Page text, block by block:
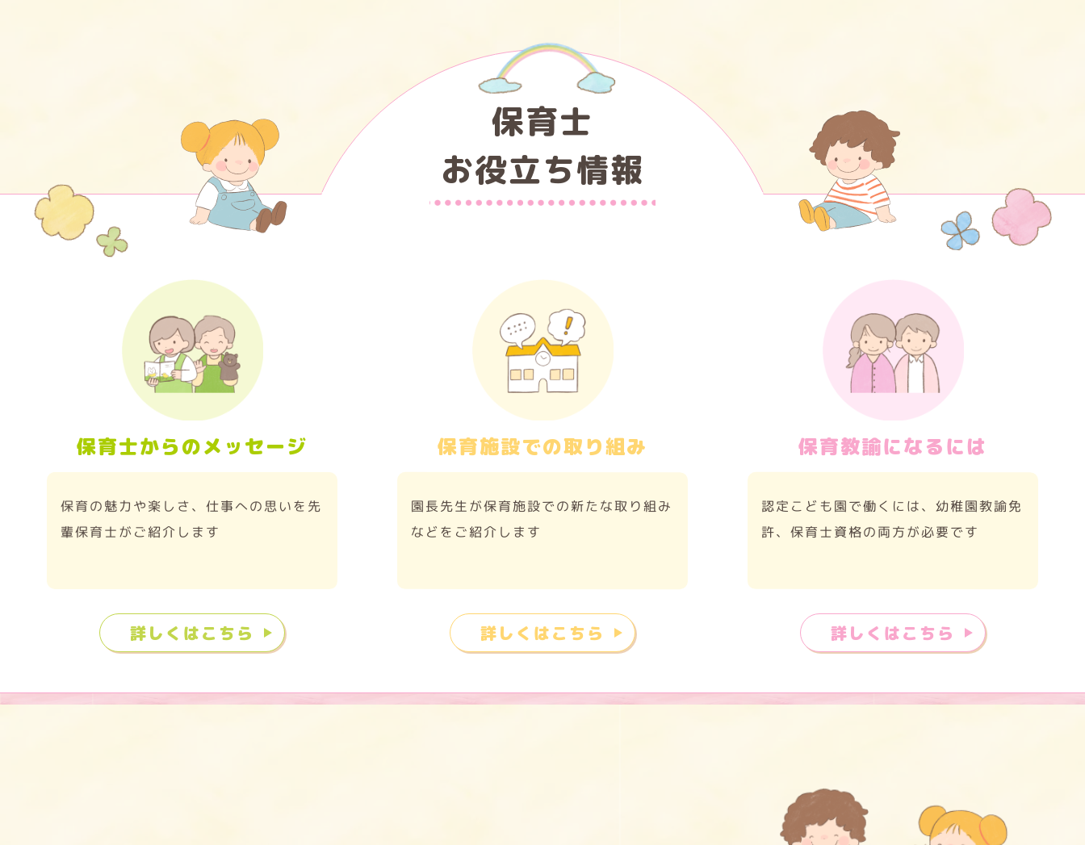
保育士
お役立ち情報
保育士からのメッセージ
保育の魅力や楽しさ、仕事への思いを先
輩保育士がご紹介します
詳しくはこちら
保育施設での取り組み
園長先生が保育施設での新たな取り組み
などをご紹介します
詳しくはこちら
保育教諭になるには
認定こども園で働くには、幼稚園教諭免
許、保育士資格の両方が必要です
詳しくはこちら